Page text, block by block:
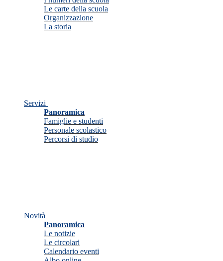
Le carte della scuola
Organizzazione
La storia
Servizi
Panoramica
Famiglie e studenti
Personale scolastico
Percorsi di studio
Novità
Panoramica
Le notizie
Le circolari
Calendario eventi